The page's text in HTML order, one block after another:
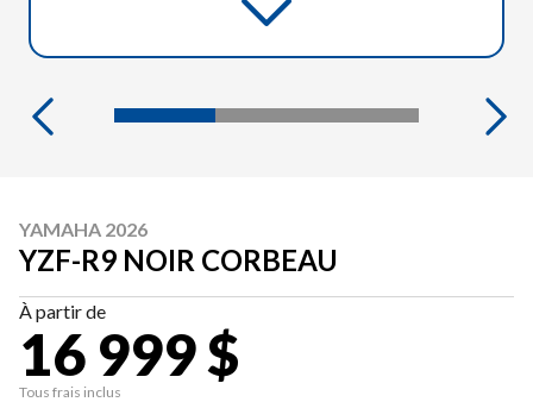
YAMAHA 2026
YZF-R9 NOIR CORBEAU
À partir de
16 999 $
Tous frais inclus